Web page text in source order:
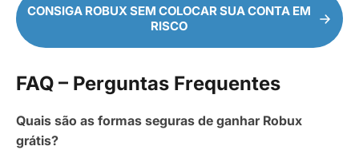
CONSIGA ROBUX SEM COLOCAR SUA CONTA EM
RISCO
FAQ – Perguntas Frequentes
Quais são as formas seguras de ganhar Robux
grátis?